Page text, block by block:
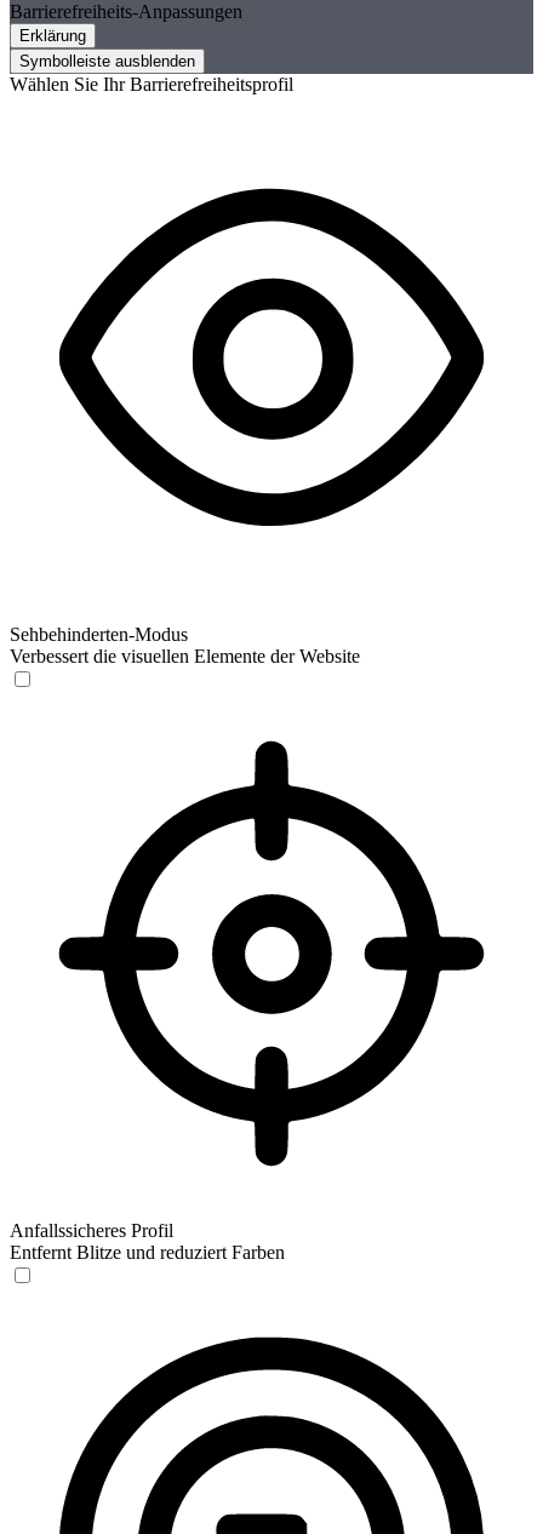
Barrierefreiheits-Anpassungen
Erklärung
Symbolleiste ausblenden
Wählen Sie Ihr Barrierefreiheitsprofil
Sehbehinderten-Modus
Verbessert die visuellen Elemente der Website
Anfallssicheres Profil
Entfernt Blitze und reduziert Farben